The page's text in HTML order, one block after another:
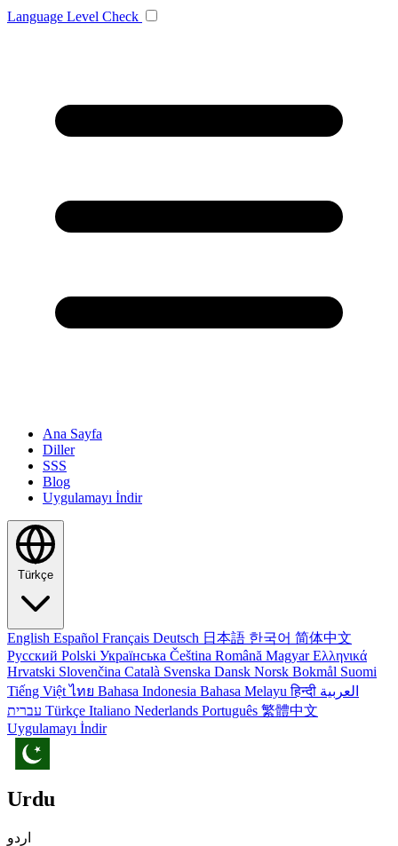
Language Level Check
Ana Sayfa
Diller
SSS
Blog
Uygulamayı İndir
Türkçe
English Español Français Deutsch 日本語 한국어 简体中文
Русский Polski Українська Čeština Română MagyarΕλληνικά
Hrvatski Slovenčina Català Svenska Dansk Norsk Bokmål Suomi
Tiếng Việtไทย Bahasa Indonesia Bahasa Melayuहिन्दी العربية
Türkçe Italiano Nederlands Português 繁體中文
Uygulamayı İndir
Urdu
اردو